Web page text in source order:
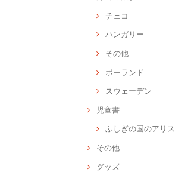
チェコ
ハンガリー
その他
ポーランド
スウェーデン
児童書
ふしぎの国のアリス
その他
グッズ